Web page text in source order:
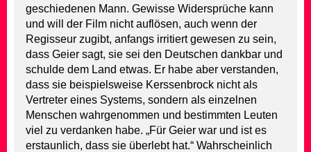
geschiedenen Mann. Gewisse Widersprüche kann
und will der Film nicht auflösen, auch wenn der
Regisseur zugibt, anfangs irritiert gewesen zu sein,
dass Geier sagt, sie sei den Deutschen dankbar und
schulde dem Land etwas. Er habe aber verstanden,
dass sie beispielsweise Kerssenbrock nicht als
Vertreter eines Systems, sondern als einzelnen
Menschen wahrgenommen und bestimmten Leuten
viel zu verdanken habe. „Für Geier war und ist es
erstaunlich, dass sie überlebt hat.“ Wahrscheinlich